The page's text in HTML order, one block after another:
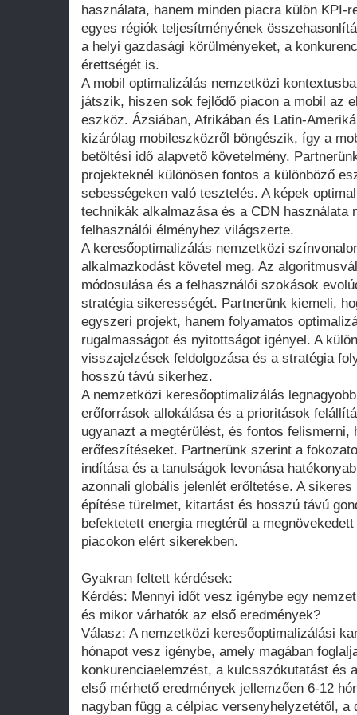
használata, hanem minden piacra külön KPI-
egyes régiók teljesítményének
a helyi gazdasági körülményeket, a
érettségét is.
A mobil optimalizálás nemzetközi
játszik, hiszen sok fejlődő piacon a mobil az
eszköz. Ázsiában, Afrikában és Latin-
kizárólag mobileszközről böngészik, így a
betöltési idő alapvető követelmény.
projekteknél különösen fontos a különböző
sebességeken való tesztelés. A képek
technikák alkalmazása és a CDN használata
felhasználói élményhez világszerte.
A keresőoptimalizálás nemzetközi
alkalmazkodást követel meg. Az
módosulása és a felhasználói szokások
stratégia sikerességét. Partnerünk kiemeli,
egyszeri projekt, hanem folyamatos
rugalmasságot és nyitottságot igényel. A
visszajelzések feldolgozása és a stratégia
hosszú távú sikerhez.
A nemzetközi keresőoptimalizálás
erőforrások allokálása és a prioritások
ugyanazt a megtérülést, és fontos felismerni,
erőfeszítéseket. Partnerünk szerint a
indítása és a tanulságok levonása
azonnali globális jelenlét erőltetése. A
építése türelmet, kitartást és hosszú távú
befektetett energia megtérül a
piacokon elért sikerekben.
Gyakran feltett kérdések:
Kérdés: Mennyi időt vesz igénybe egy
és mikor várhatók az első eredmények?
Válasz: A nemzetközi keresőoptimalizálási
hónapot vesz igénybe, amely magában
konkurenciaelemzést, a kulcsszókutatást és
első mérhető eredmények jellemzően 6-12
nagyban függ a célpiac versenyhelyzetétől, a